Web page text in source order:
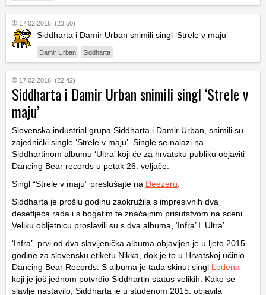
17.02.2016. (23:50)
Siddharta i Damir Urban snimili singl ‘Strele v maju’
Damir Urban Siddharta
17.02.2016. (22:42)
Siddharta i Damir Urban snimili singl ‘Strele v
maju’
Slovenska industrial grupa Siddharta i Damir Urban, snimili su
zajednički single ‘Strele v maju’. Single se nalazi na
Siddhartinom albumu ‘Ultra’ koji će za hrvatsku publiku objaviti
Dancing Bear records u petak 26. veljače.
Singl “Strele v maju” preslušajte na Deezeru
Siddharta je prošlu godinu zaokružila s impresivnih dva
desetljeća rada i s bogatim te značajnim prisutstvom na sceni.
Veliku obljetnicu proslavili su s dva albuma, ‘Infra’ I ‘Ultra’.
‘Infra’, prvi od dva slavljenička albuma objavljen je u ljeto 2015.
godine za slovensku etiketu Nikka, dok je to u Hrvatskoj učinio
Dancing Bear Records. S albuma je tada skinut singl Ledena
koji je još jednom potvrdio Siddhartin status velikih. Kako se
slavlje nastavilo, Siddharta je u studenom 2015. objavila